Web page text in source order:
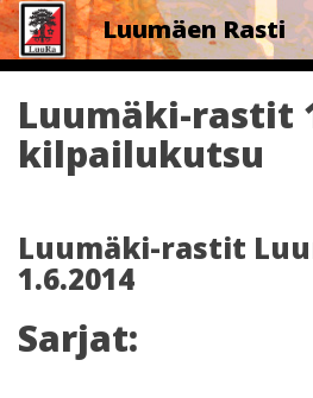
Luumäen Rasti
Luumäki-rastit
kilpailukutsu
Luumäki-rastit
1.6.2014
Sarjat: